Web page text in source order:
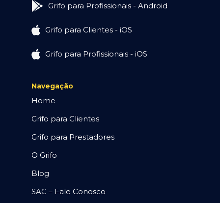
Grifo para Profissionais - Android
Grifo para Clientes - iOS
Grifo para Profissionais - iOS
Navegação
Home
Grifo para Clientes
Grifo para Prestadores
O Grifo
Blog
SAC – Fale Conosco